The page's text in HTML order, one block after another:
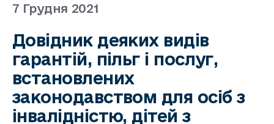
для осіб з інвалідністю, дітей з
7 Грудня 2021
Довідник деяких видів
гарантій, пільг і послуг,
встановлених
законодавством для осіб з
інвалідністю, дітей з